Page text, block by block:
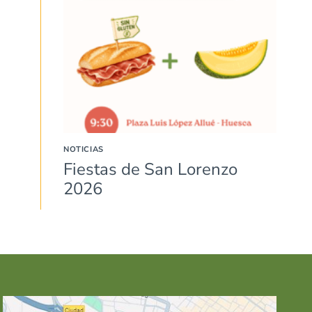
NOTICIAS
Fiestas de San Lorenzo
2026